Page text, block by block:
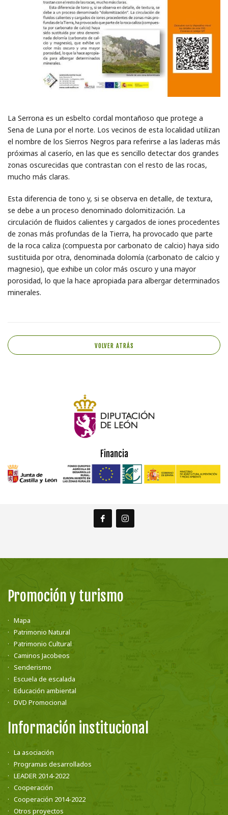
La Serrona es un esbelto cordal montañoso que protege a
Sena de Luna por el norte. Los vecinos de esta localidad utilizan
el nombre de los Sierros Negros para referirse a las laderas más
próximas al caserío, en las que es sencillo detectar dos grandes
zonas oscurecidas que contrastan con el resto de las rocas,
mucho más claras.
Esta diferencia de tono y, si se observa en detalle, de textura,
se debe a un proceso denominado dolomitización. La
circulación de fluidos calientes y cargados de iones procedentes
de zonas más profundas de la Tierra, ha provocado que parte
de la roca caliza (compuesta por carbonato de calcio) haya sido
sustituida por otra, denominada dolomía (carbonato de calcio y
magnesio), que exhibe un color más oscuro y una mayor
porosidad, lo que la hace apropiada para albergar determinados
minerales.
VOLVER ATRÁS
Financia
Promoción y turismo
Mapa
Patrimonio Natural
Patrimonio Cultural
Caminos Jacobeos
Senderismo
Escuela de escalada
Educación ambiental
DVD Promocional
Información institucional
La asociación
Programas desarrollados
LEADER 2014-2022
Cooperación
Cooperación 2014-2022
Otros proyectos